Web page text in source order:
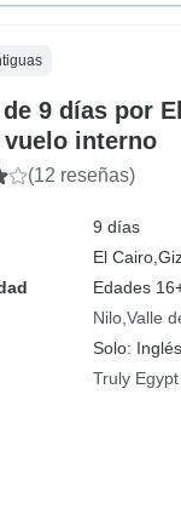
9 días por
interno
(12 reseñas)
9 días
El Cairo,
Edades
Nilo Valle
Solo: Inglés
Truly